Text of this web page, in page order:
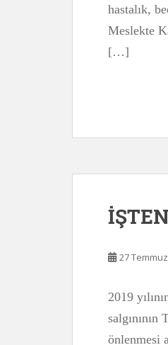
hastalık,
Meslekte
[…]
27
2019
önlenmesi